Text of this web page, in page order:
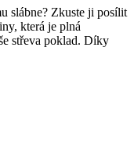
slábne? Zkuste ji posílit
která je plná
střeva poklad. Díky